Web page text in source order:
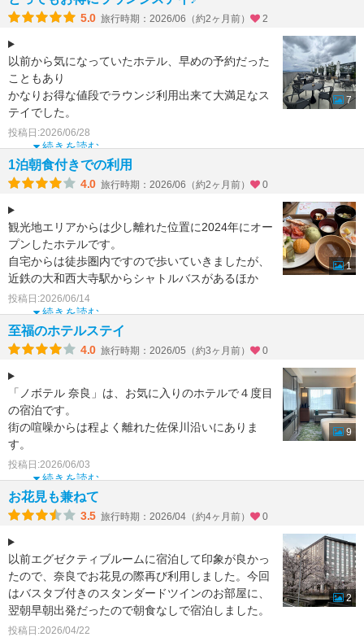
5.0 旅行時期：2026/06（約2ヶ月前） 2
以前から気になっていたホテル、早めの予約だった
こともあり
かなりお得な値段でラウンジ利用出来て大満足なス
テイでした。
大和西大寺駅からはノボテル奈良のシャトルバスが
出ており、
すぐそばにあるＪＷ
続きを読む
投稿日:2026/06/28
7
1泊朝食付きでの利用
4.0 旅行時期：2026/06（約2ヶ月前） 0
観光地エリアからは少し離れた位置に2024年にオー
プンしたホテルです。
自宅からは徒歩圏内ですので歩いていきましたが、
近鉄の大和西大寺駅からシャトルバスがあるほか
近鉄やJR奈良駅方面に運行する隣
続きを読む
投稿日:2026/06/14
1
至福のホテルステイ
4.0 旅行時期：2026/05（約3ヶ月前） 0
「ノボテル 奈良」は、お気に入りのホテルで４度目
の宿泊です。
街の喧噪からは程よく離れた佐保川沿いにありま
す。
ソーシャルラウンジ、奈良の伝統的なモチーフ「七
宝柄」の行灯が素晴らしい。
ラウンジ
続きを読む
投稿日:2026/06/03
9
お花見も兼ねて
3.5 旅行時期：2026/04（約4ヶ月前） 0
以前エグゼクティブルームに宿泊して印象が良かっ
たので、奈良でお花見の際再び利用しました。今回
はバスタブ付きのスタンダードツインのお部屋に、
翌朝早朝出発だったので朝食なしで宿泊しました。
大和西大寺駅から
投稿日:2026/04/22
2